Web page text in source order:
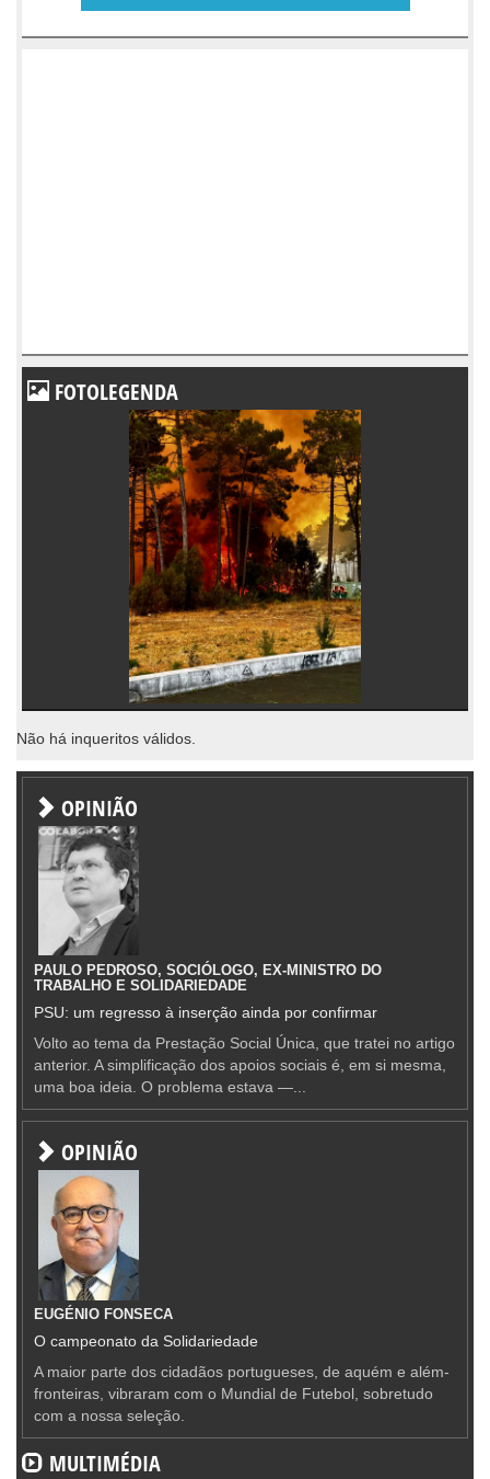
FOTOLEGENDA
Não há inqueritos válidos.
OPINIÃO
PAULO PEDROSO, SOCIÓLOGO, EX-MINISTRO DO
TRABALHO E SOLIDARIEDADE
PSU: um regresso à inserção ainda por confirmar
Volto ao tema da Prestação Social Única, que tratei no artigo
anterior. A simplificação dos apoios sociais é, em si mesma,
uma boa ideia. O problema estava —...
OPINIÃO
EUGÉNIO FONSECA
O campeonato da Solidariedade
A maior parte dos cidadãos portugueses, de aquém e além-
fronteiras, vibraram com o Mundial de Futebol, sobretudo
com a nossa seleção.
MULTIMÉDIA